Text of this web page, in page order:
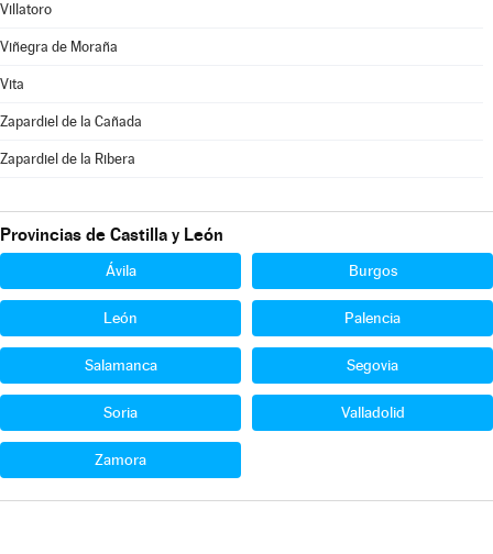
Villatoro
Viñegra de Moraña
Vita
Zapardiel de la Cañada
Zapardiel de la Ribera
Provincias de Castilla y León
Ávila Burgos
León Palencia
Salamanca Segovia
Soria Valladolid
Zamora